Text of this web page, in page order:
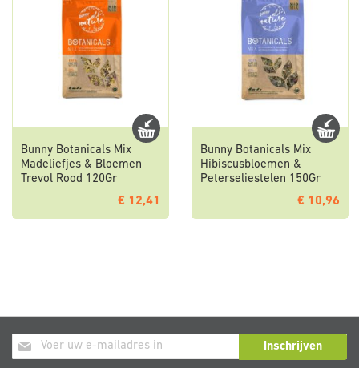
Bunny Botanicals Mix
Madeliefjes & Bloemen
Trevol Rood 120Gr
€ 12,41
Bunny Botanicals Mix
Hibiscusbloemen &
Peterseliestelen 150Gr
€ 10,96
Abonneer
u
Inschrijven